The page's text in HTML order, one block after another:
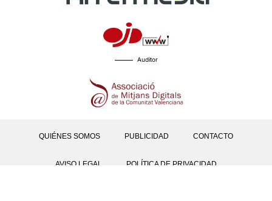
Auditor
QUIÉNES SOMOS PUBLICIDAD CONTACTO
AVISO LEGAL POLÍTICA DE PRIVACIDAD